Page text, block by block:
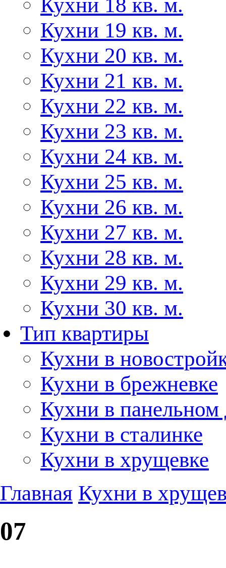
Кухни 19 кв. м.
Кухни 20 кв. м.
Кухни 21 кв. м.
Кухни 22 кв. м.
Кухни 23 кв. м.
Кухни 24 кв. м.
Кухни 25 кв. м.
Кухни 26 кв. м.
Кухни 27 кв. м.
Кухни 28 кв. м.
Кухни 29 кв. м.
Кухни 30 кв. м.
Тип квартиры
Кухни в
Кухни в брежневке
Кухни в панельном
Кухни в сталинке
Кухни в хрущевке
Главная Кухни в
07